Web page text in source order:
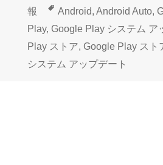
日:
成
者
報
タ
グ
Android, Android Auto,
Play, Google Play システム ア
Play ストア, Google Play スト
システム アップデート